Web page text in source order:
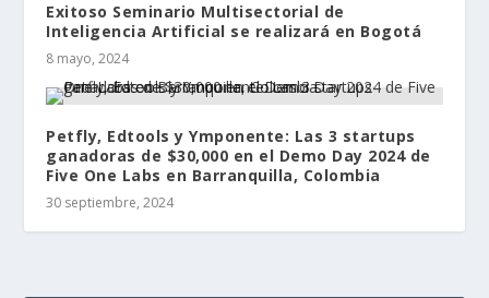
Exitoso Seminario Multisectorial de
Inteligencia Artificial se realizará en Bogotá
8 mayo, 2024
Petfly, Edtools y Ymponente: Las 3 startups
ganadoras de $30,000 en el Demo Day 2024 de
Five One Labs en Barranquilla, Colombia
30 septiembre, 2024